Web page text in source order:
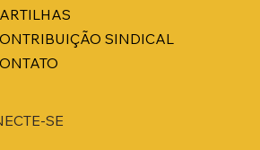
SINDICAL
SE